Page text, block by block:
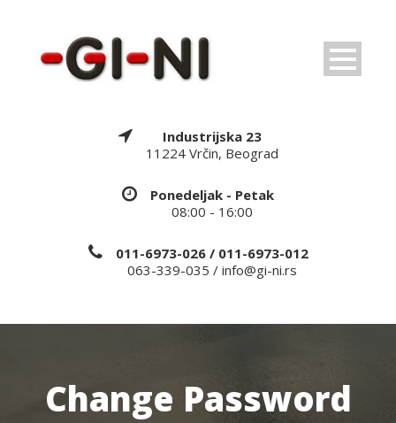
Industrijska 23
11224 Vrčin, Beograd
Ponedeljak - Petak
08:00 - 16:00
011-6973-026 / 011-6973-012
063-339-035 / info@gi-ni.rs
Change Password